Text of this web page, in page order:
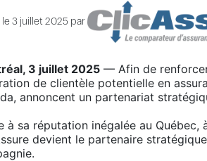
le 3 juillet 2025 par
3 juillet 2025 — Afin de
de clientèle potentielle en
annoncent un partenariat
à sa réputation inégalée au
devient le partenaire